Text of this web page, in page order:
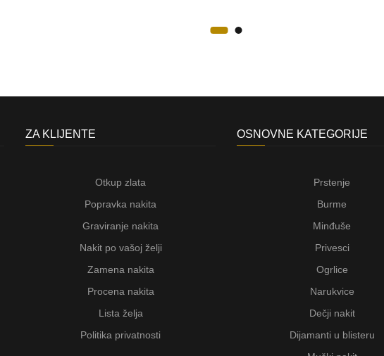
ZA KLIJENTE
Otkup zlata
Popravka nakita
Graviranje nakita
Nakit po vašoj želji
Zamena nakita
Procena nakita
Lista želja
Politika privatnosti
OSNOVNE KATEGORIJE
Prstenje
Burme
Minđuše
Privesci
Ogrlice
Narukvice
Dečji nakit
Dijamanti u blisteru